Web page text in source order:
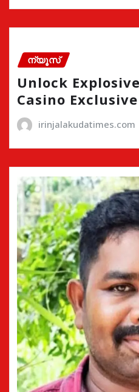
ന്യൂസ്
Unlock
Casino
irinjalakudatimes.com